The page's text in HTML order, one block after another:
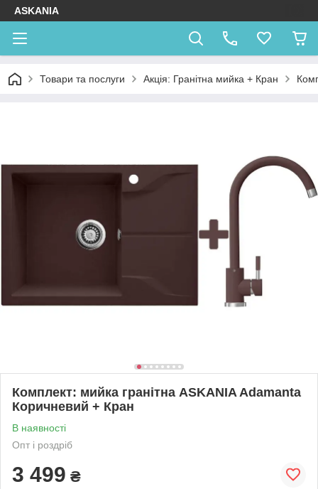
ASKANIA
Товари та послуги Акція: Гранітна мийка + Кран
Комплект: мийка гранітна ASKANIA Adamanta
Коричневий + Кран
В наявності
Опт і роздріб
3 499 ₴